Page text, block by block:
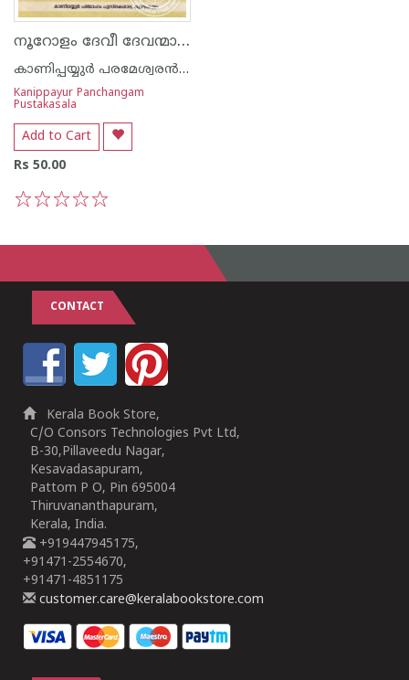
നൂറോളം ദേവീ ദേവന്മാരുടെ വന്ദനശ്ലോകങ്ങള്‍
കാണിപ്പയ്യുര്‍ പരമേശ്വരന്‍ നമ്പൂതിരി
Kanippayur Panchangam
Pustakasala
Add to Cart
Rs 50.00
CONTACT
Kerala Book Store,
C/O Consors Technologies Pvt Ltd,
B-30,Pillaveedu Nagar,
Kesavadasapuram,
Pattom P O, Pin 695004
Thiruvananthapuram,
Kerala, India.
+919447945175,
+91471-2554670,
+91471-4851175
customer.care@keralabookstore.com